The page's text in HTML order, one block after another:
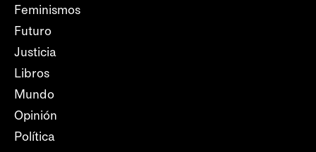
Feminismos
Futuro
Justicia
Libros
Mundo
Opinión
Política